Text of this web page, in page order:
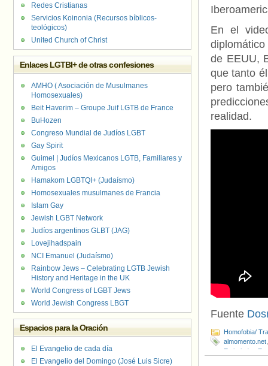
En el
de EEUU,
que tanto
pero
realidad.
Fuente
Homofobia/
almomento.net
Embajador
Redes Cristianas
Servicios Koinonia (Recursos bíblicos-
teológicos)
United Church of Christ
Enlaces LGTBI+ de otras confesiones
AMHO ( Asociación de Musulmanes
Homosexuales)
Beit Haverim – Groupe Juif LGTB de France
BuHozen
Congreso Mundial de Judíos LGBT
Gay Spirit
Guimel | Judíos Mexicanos LGTB, Familiares y
Amigos
Hamakom LGBTQI+ (Judaísmo)
Homosexuales musulmanes de Francia
Islam Gay
Jewish LGBT Network
Judíos argentinos GLBT (JAG)
Lovejihadspain
NCI Emanuel (Judaísmo)
Rainbow Jews – Celebrating LGTB Jewish
History and Heritage in the UK
World Congress of LGBT Jews
World Jewish Congress LBGT
Espacios para la Oración
El Evangelio de cada día
El Evangelio del Domingo (José Luis Sicre)